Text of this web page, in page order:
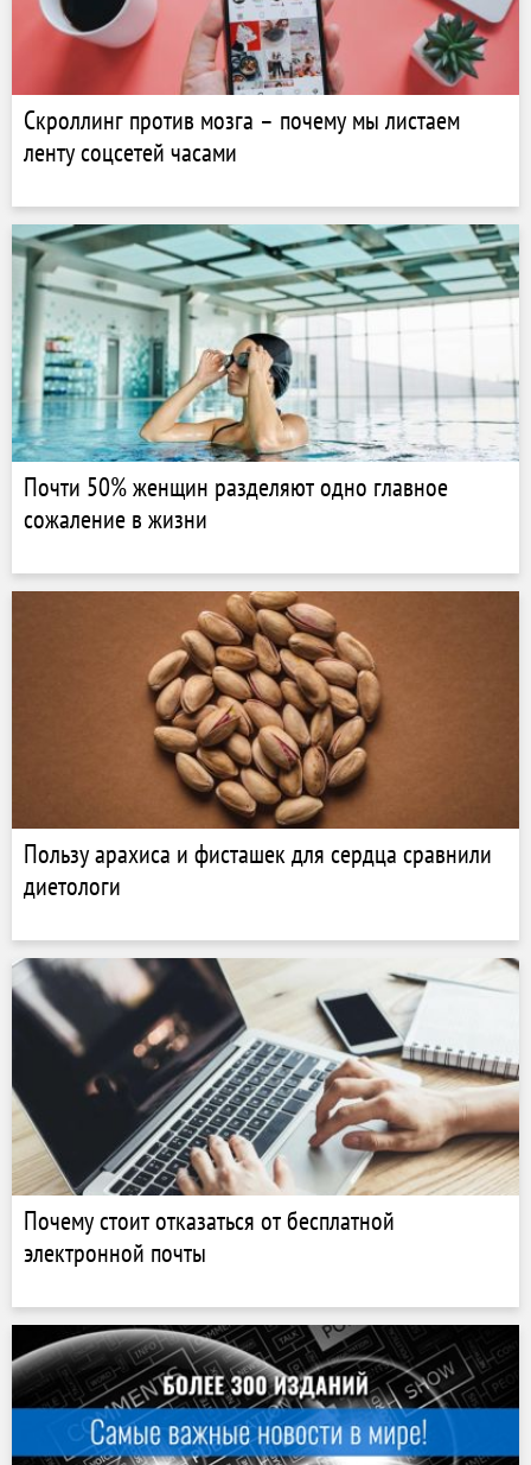
Скроллинг против мозга – почему мы листаем
ленту соцсетей часами
Почти 50% женщин разделяют одно главное
сожаление в жизни
Пользу арахиса и фисташек для сердца сравнили
диетологи
Почему стоит отказаться от бесплатной
электронной почты